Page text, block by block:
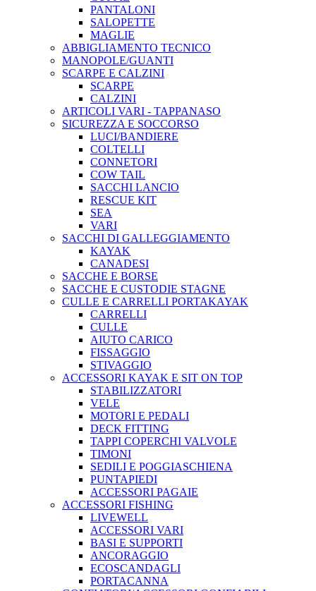
PANTALONI
SALOPETTE
MAGLIE
ABBIGLIAMENTO TECNICO
MANOPOLE/GUANTI
SCARPE E CALZINI
SCARPE
CALZINI
ARTICOLI VARI - TAPPANASO
SICUREZZA E SOCCORSO
LUCI/BANDIERE
COLTELLI
CONNETORI
COW TAIL
SACCHI LANCIO
RESCUE KIT
SEA
VARI
SACCHI DI GALLEGGIAMENTO
KAYAK
CANADESI
SACCHE E BORSE
SACCHE E CUSTODIE STAGNE
CULLE E CARRELLI PORTAKAYAK
CARRELLI
CULLE
AIUTO CARICO
FISSAGGIO
STIVAGGIO
ACCESSORI KAYAK E SIT ON TOP
STABILIZZATORI
VELE
MOTORI E PEDALI
DECK FITTING
TAPPI COPERCHI VALVOLE
TIMONI
SEDILI E POGGIASCHIENA
PUNTAPIEDI
ACCESSORI PAGAIE
ACCESSORI FISHING
LIVEWELL
ACCESSORI VARI
BASI E SUPPORTI
ANCORAGGIO
ECOSCANDAGLI
PORTACANNA